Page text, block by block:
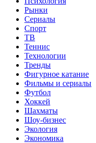
Рынки
Сериалы
Спорт
ТВ
Теннис
Технологии
Тренды
Фигурное катание
Фильмы и сериалы
Футбол
Хоккей
Шахматы
Шоу-бизнес
Экология
Экономика